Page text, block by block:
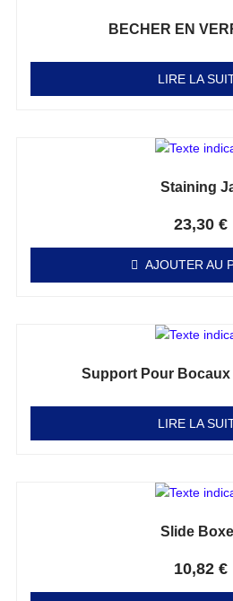
BECHER EN
LIRE LA
Staining
23,30 €
AJOUTER AU
Support Pour
LIRE LA
Slide
10,82 €